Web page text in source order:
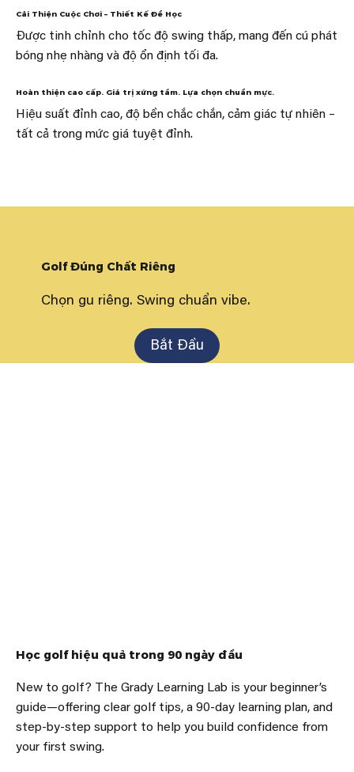
Cải Thiện Cuộc Chơi – Thiết Kế Để Học
Được tinh chỉnh cho tốc độ swing thấp, mang đến cú phát
bóng nhẹ nhàng và độ ổn định tối đa.
Hoàn thiện cao cấp. Giá trị xứng tầm. Lựa chọn chuẩn mực.
Hiệu suất đỉnh cao, độ bền chắc chắn, cảm giác tự nhiên –
tất cả trong mức giá tuyệt đỉnh.
Golf Đúng Chất Riêng
Chọn gu riêng. Swing chuẩn vibe.
Bắt Đầu
Học golf hiệu quả trong 90 ngày đầu
New to golf? The Grady Learning Lab is your beginner’s
guide—offering clear golf tips, a 90-day learning plan, and
step-by-step support to help you build confidence from
your first swing.